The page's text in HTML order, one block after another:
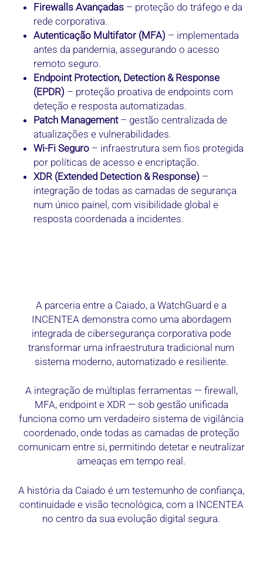
Firewalls Avançadas– proteção do tráfego e da
rede corporativa.
Autenticação Multifator (MFA) – implementada
antes da pandemia, assegurando o acesso
remoto seguro.
Endpoint Protection, Detection & Response
(EPDR) – proteção proativa de endpoints com
deteção e resposta automatizadas.
Patch Management– gestão centralizada de
atualizações e vulnerabilidades.
Wi-Fi Seguro– infraestrutura sem fios protegida
por políticas de acesso e encriptação.
XDR (Extended Detection & Response) –
integração de todas as camadas de segurança
num único painel, com visibilidade global e
resposta coordenada a incidentes.
A parceria entre a Caiado, a WatchGuard e a
INCENTEA demonstra como uma abordagem
integrada de cibersegurança corporativa pode
transformar uma infraestrutura tradicional num
sistema moderno, automatizado e resiliente.
A integração de múltiplas ferramentas — firewall,
MFA, endpoint e XDR — sob gestão unificada
funciona como um verdadeiro sistema de vigilância
coordenado, onde todas as camadas de proteção
comunicam entre si, permitindo detetar e neutralizar
ameaças em tempo real.
A história da Caiado é um testemunho de confiança,
continuidade e visão tecnológica, com a INCENTEA
no centro da sua evolução digital segura.